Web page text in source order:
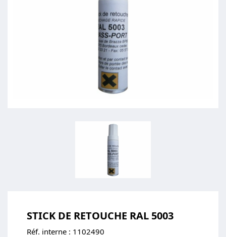
STICK DE RETOUCHE RAL 5003
Réf. interne : 1102490